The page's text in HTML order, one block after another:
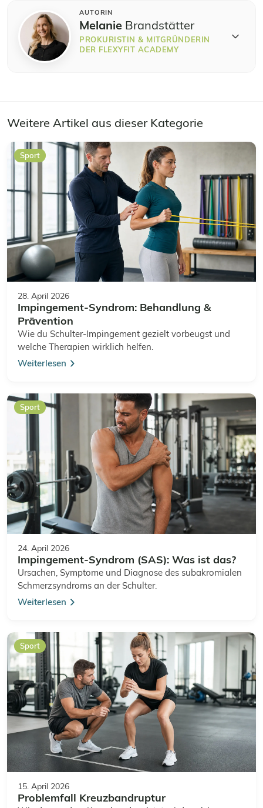
AUTORIN
Melanie Brandstätter
PROKURISTIN & MITGRÜNDERIN
DER FLEXYFIT ACADEMY
Weitere Artikel aus dieser Kategorie
Sport
28. April 2026
Impingement-Syndrom: Behandlung &
Prävention
Wie du Schulter-Impingement gezielt vorbeugst und
welche Therapien wirklich helfen.
Weiterlesen
Sport
24. April 2026
Impingement-Syndrom (SAS): Was ist das?
Ursachen, Symptome und Diagnose des subakromialen
Schmerzsyndroms an der Schulter.
Weiterlesen
Sport
15. April 2026
Problemfall Kreuzbandruptur